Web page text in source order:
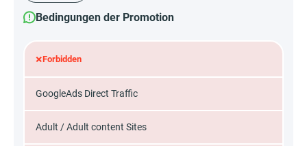
Bedingungen der Promotion
×Forbidden
GoogleAds Direct Traffic
Adult / Adult content Sites